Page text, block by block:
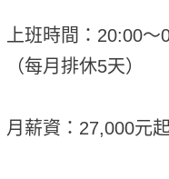
上班時間：20:00～
（每月排休5天）
月薪資：27,000元